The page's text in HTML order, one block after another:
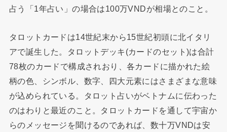
占う「1年占い」の場合は100万VNDが相場とのこと。
タロットカードは14世紀末から15世紀初頭に北イタリ
アで誕生した。タロットデッキ(カードのセット)は合計
78枚のカードで構成されおり、各カードに描かれた絵
柄の色、シンボル、数字、四大元素にはさまざまな意味
が込められている。タロット占いがベトナムに伝わった
のはわりと最近のこと。タロットカードを通して宇宙か
らのメッセージを聞けるのであれば、数十万VNDは安